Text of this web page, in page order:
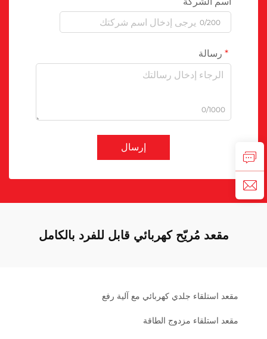
0/200
رسالة
0/1000
إرسال
مقعد مُريّح كهربائي قابل للفرد بالكامل
مقعد استلقاء جلدي كهربائي مع آلية رفع
مقعد استلقاء مزدوج الطاقة